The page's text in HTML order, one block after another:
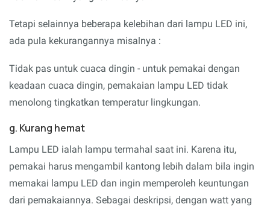
Tetapi selainnya beberapa kelebihan dari lampu LED ini,
ada pula kekurangannya misalnya :
Tidak pas untuk cuaca dingin - untuk pemakai dengan
keadaan cuaca dingin, pemakaian lampu LED tidak
menolong tingkatkan temperatur lingkungan.
g. Kurang hemat
Lampu LED ialah lampu termahal saat ini. Karena itu,
pemakai harus mengambil kantong lebih dalam bila ingin
memakai lampu LED dan ingin memperoleh keuntungan
dari pemakaiannya. Sebagai deskripsi, dengan watt yang